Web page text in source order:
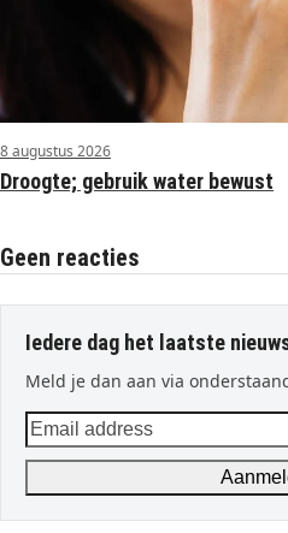
8 augustus 2026
Droogte; gebruik water bewust
Geen reacties
Iedere dag het laatste
Meld je dan aan via
Email
address